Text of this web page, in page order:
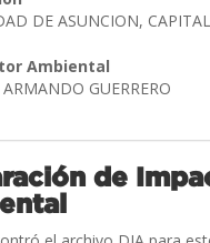
DE ASUNCION, CAPITAL
Ambiental
GUERRERO
de